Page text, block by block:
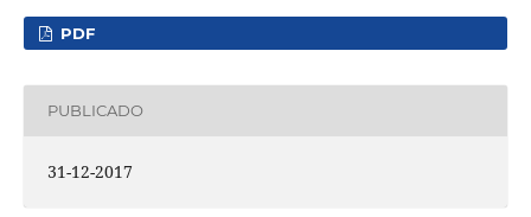
PDF
PUBLICADO
31-12-2017